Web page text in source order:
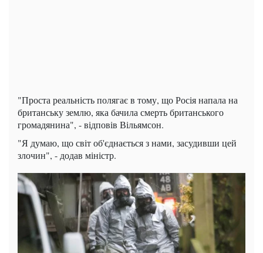
"Проста реальність полягає в тому, що Росія напала на
британську землю, яка бачила смерть британського
громадянина", - відповів Вільямсон.
"Я думаю, що світ об'єднається з нами, засудивши цей
злочин", - додав міністр.